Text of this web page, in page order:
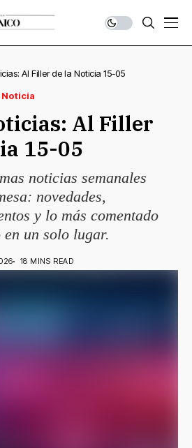
Al Filler de la Noticia 15-05
Noticia
Al Filler
15-05
noticias semanales
novedades,
y lo más comentado
un solo lugar.
18 MINS READ